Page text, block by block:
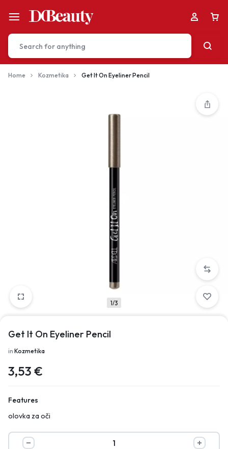
Sign in
Home Kozmetika Get It On Eyeliner Pencil
1/3
Get It On Eyeliner Pencil
in Kozmetika
3,53 €
Features
olovka za oči